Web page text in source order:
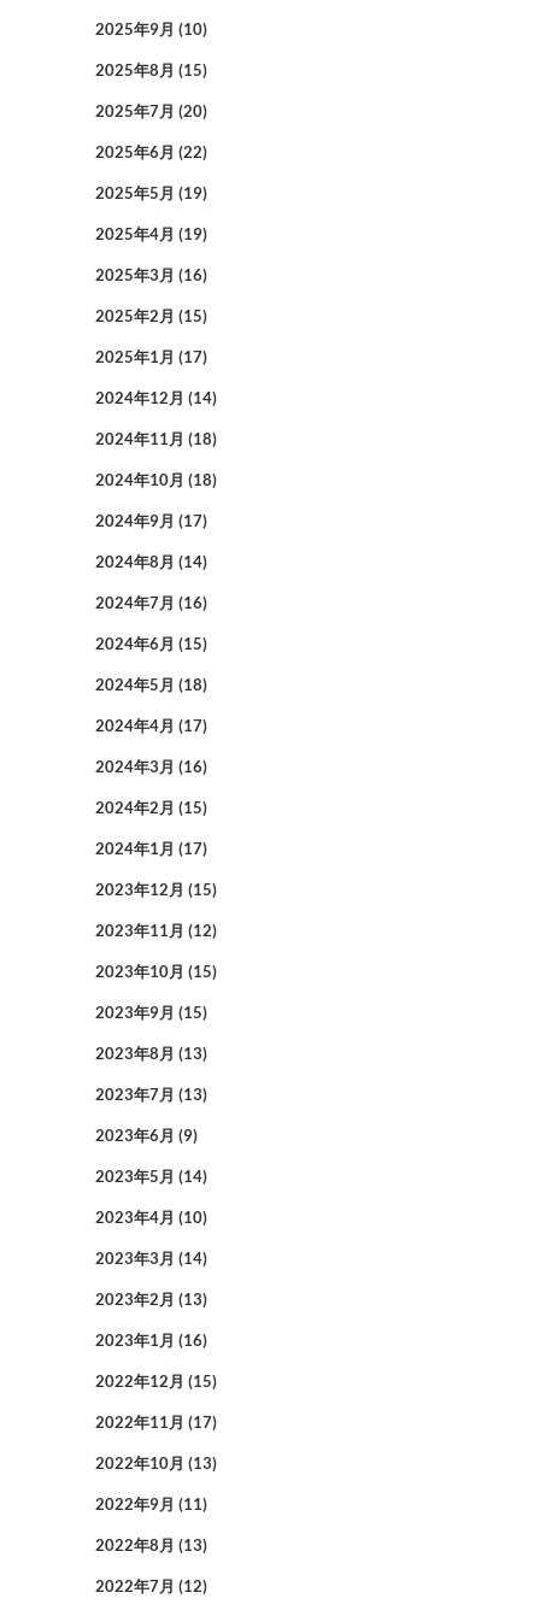
2025年9月 (10)
2025年8月 (15)
2025年7月 (20)
2025年6月 (22)
2025年5月 (19)
2025年4月 (19)
2025年3月 (16)
2025年2月 (15)
2025年1月 (17)
2024年12月 (14)
2024年11月 (18)
2024年10月 (18)
2024年9月 (17)
2024年8月 (14)
2024年7月 (16)
2024年6月 (15)
2024年5月 (18)
2024年4月 (17)
2024年3月 (16)
2024年2月 (15)
2024年1月 (17)
2023年12月 (15)
2023年11月 (12)
2023年10月 (15)
2023年9月 (15)
2023年8月 (13)
2023年7月 (13)
2023年6月 (9)
2023年5月 (14)
2023年4月 (10)
2023年3月 (14)
2023年2月 (13)
2023年1月 (16)
2022年12月 (15)
2022年11月 (17)
2022年10月 (13)
2022年9月 (11)
2022年8月 (13)
2022年7月 (12)